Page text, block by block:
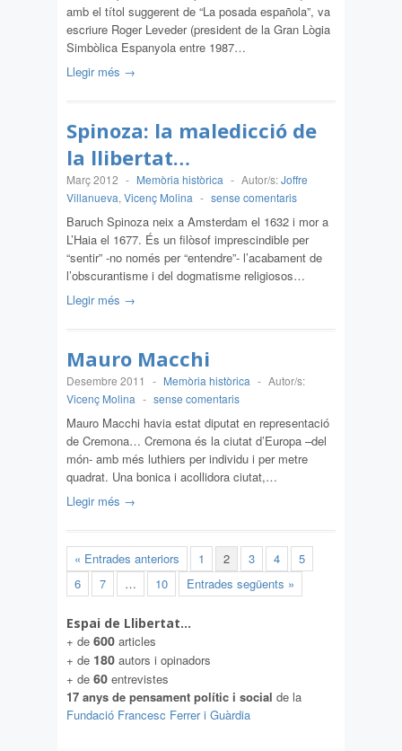
amb el títol suggerent de “La posada española”, va
escriure Roger Leveder (president de la Gran Lògia
Simbòlica Espanyola entre 1987…
Llegir més →
Spinoza: la maledicció de
la llibertat…
Març 2012 - Memòria històrica - Autor/s:Joffre
Villanueva, Vicenç Molina - sense comentaris
Baruch Spinoza neix a Amsterdam el 1632 i mor a
L’Haia el 1677. És un filòsof imprescindible per
“sentir” -no només per “entendre”- l’acabament de
l’obscurantisme i del dogmatisme religiosos…
Llegir més →
Mauro Macchi
Desembre 2011 - Memòria històrica - Autor/s:
Vicenç Molina - sense comentaris
Mauro Macchi havia estat diputat en representació
de Cremona… Cremona és la ciutat d’Europa –del
món- amb més luthiers per individu i per metre
quadrat. Una bonica i acollidora ciutat,…
Llegir més →
« Entrades anteriors 1 2 3 4
5
6
7 … 10 Entrades següents »
Espai de Llibertat…
+ de 600 articles
+ de 180 autors i opinadors
+ de 60 entrevistes
17 anys de pensament polític i social de la
Fundació Francesc Ferrer i Guàrdia